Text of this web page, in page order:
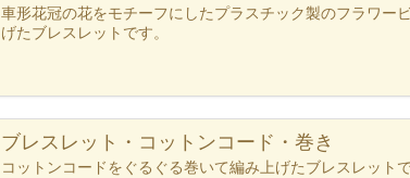
車形花冠の花をモチーフにしたプラスチック製のフラワー
げたブレスレットです。
ブレスレット・コットンコード・巻き
コットンコードをぐるぐる巻いて編み上げたブレスレットで